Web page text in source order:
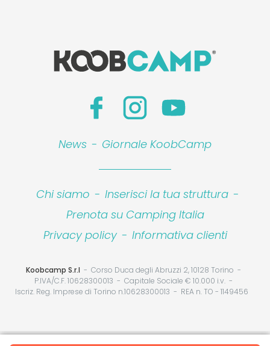
News - Giornale KoobCamp
Chi siamo - Inserisci la tua struttura -
Prenota su Camping Italia
Privacy policy - Informativa clienti
Koobcamp S.r.l
Corso Duca degli Abruzzi 2, 10128 Torino
P.IVA/C.F. 10628300013
Capitale Sociale € 10.000 i.v.
Iscriz. Reg. Imprese di Torino n.10628300013
REA n. TO - 1149456